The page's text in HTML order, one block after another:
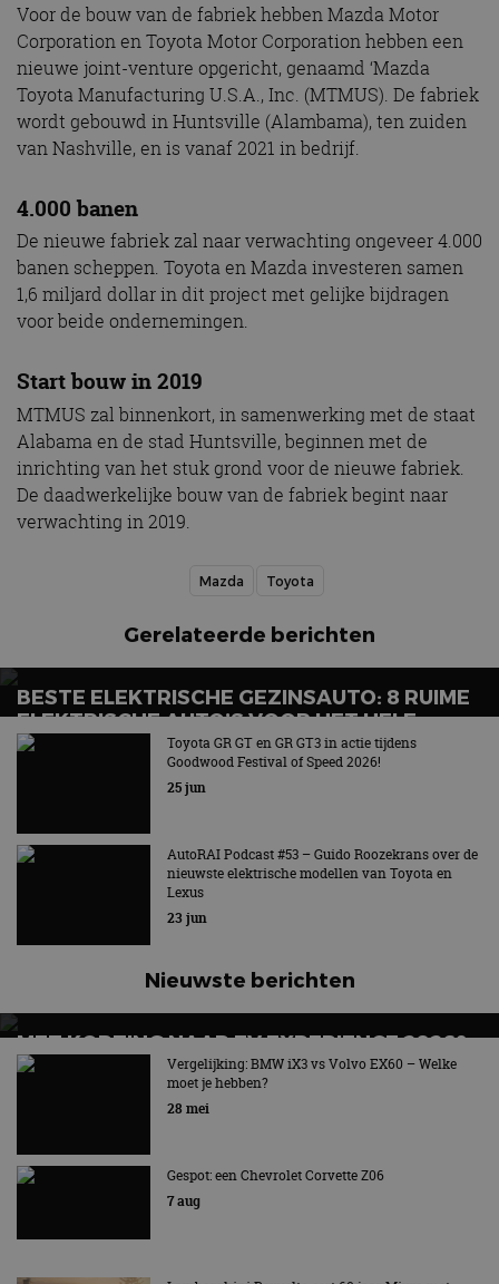
Voor de bouw van de fabriek hebben Mazda Motor
Corporation en Toyota Motor Corporation hebben een
nieuwe joint-venture opgericht, genaamd ‘Mazda
Toyota Manufacturing U.S.A., Inc. (MTMUS). De fabriek
wordt gebouwd in Huntsville (Alambama), ten zuiden
van Nashville, en is vanaf 2021 in bedrijf.
4.000 banen
De nieuwe fabriek zal naar verwachting ongeveer 4.000
banen scheppen. Toyota en Mazda investeren samen
1,6 miljard dollar in dit project met gelijke bijdragen
voor beide ondernemingen.
Start bouw in 2019
MTMUS zal binnenkort, in samenwerking met de staat
Alabama en de stad Huntsville, beginnen met de
inrichting van het stuk grond voor de nieuwe fabriek.
De daadwerkelijke bouw van de fabriek begint naar
verwachting in 2019.
Mazda Toyota
Gerelateerde berichten
BESTE ELEKTRISCHE GEZINSAUTO: 8 RUIME
ELEKTRISCHE AUTO’S VOOR HET HELE
GEZIN
Wat is de beste elektrische gezinsauto voor grote
Toyota GR GT en GR GT3 in actie tijdens
Goodwood Festival of Speed 2026!
25 jun
AutoRAI Podcast #53 – Guido Roozekrans over de
nieuwste elektrische modellen van Toyota en
Lexus
23 jun
Nieuwste berichten
MET KORTING NAAR EV EXPERIENCE 2026?
AUTORAI REGELT HET!
EV Experience 2026 van 24 tot 26 september
Vergelijking: BMW iX3 vs Volvo EX60 – Welke
moet je hebben?
28 mei
Gespot: een Chevrolet Corvette Z06
7 aug